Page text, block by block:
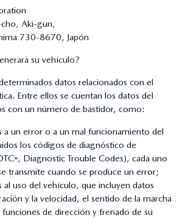
Aki-gun,
730-8670, Japón
su vehículo?
datos relacionados con el
Entre ellos se cuentan los datos del
con un número de bastidor, como:
a un error o a un mal funcionamiento del
los códigos de diagnóstico de
Diagnostic Trouble Codes), cada uno
transmite cuando se produce un error;
al uso del vehículo, que incluyen datos
y la velocidad, el sentido de la marcha
funciones de dirección y frenado de su